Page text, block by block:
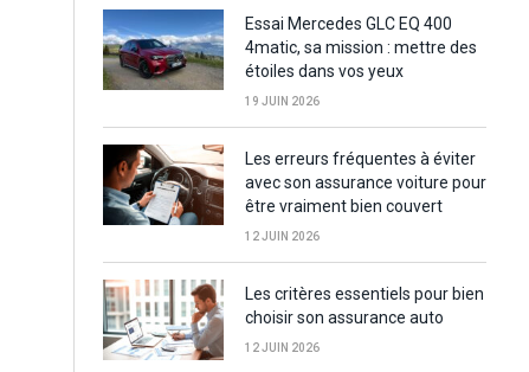
Essai Mercedes GLC EQ 400
4matic, sa mission : mettre des
étoiles dans vos yeux
19 JUIN 2026
Les erreurs fréquentes à éviter
avec son assurance voiture pour
être vraiment bien couvert
12 JUIN 2026
Les critères essentiels pour bien
choisir son assurance auto
12 JUIN 2026